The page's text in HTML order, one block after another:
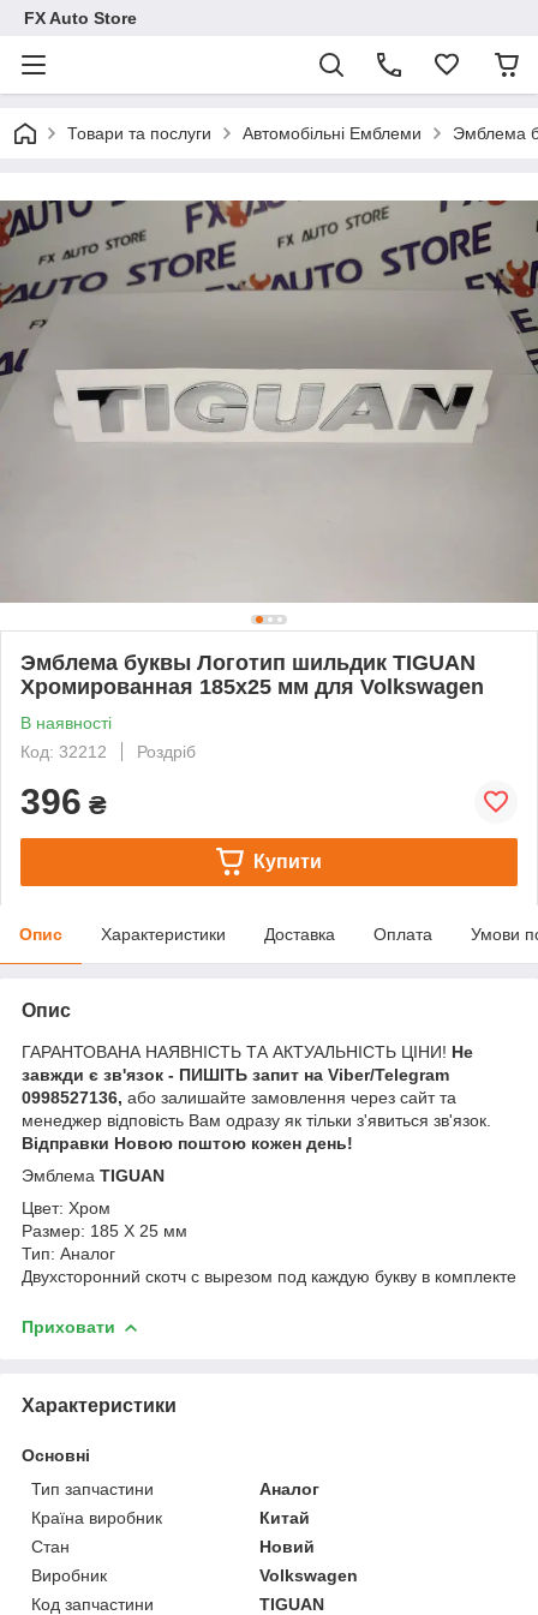
FX Auto Store
Товари та послуги Автомобільні Емблеми Эмблема
Эмблема буквы Логотип шильдик TIGUAN
Хромированная 185х25 мм для Volkswagen
В наявності
Код: 32212
Роздріб
396 ₴
Купити
Опис Характеристики Доставка Оплата Умови
Опис
ГАРАНТОВАНА НАЯВНІСТЬ ТА АКТУАЛЬНІСТЬ ЦІНИ! Не
завжди є зв'язок - ПИШІТЬ запит на Viber/Telegram
0998527136, або залишайте замовлення через сайт та
менеджер відповість Вам одразу як тільки з'явиться зв'язок.
Відправки Новою поштою кожен день!
Эмблема TIGUAN
Цвет: Хром
Размер: 185 Х 25 мм
Тип: Аналог
Двухсторонний скотч с вырезом под каждую букву в комплекте
Приховати
Характеристики
Основні
Тип запчастини
Аналог
Країна виробник
Китай
Стан
Новий
Виробник
Volkswagen
Код запчастини
TIGUAN